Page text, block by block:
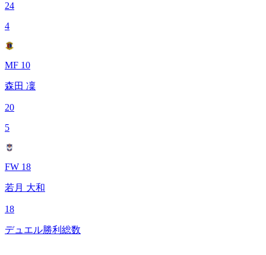
24
4
MF 10
森田 凜
20
5
FW 18
若月 大和
18
デュエル勝利総数